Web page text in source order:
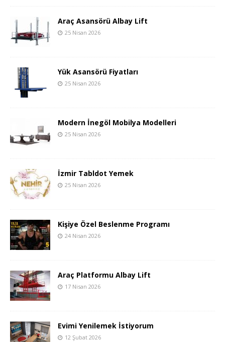
Araç Asansörü Albay Lift
25 Nisan 2026
Yük Asansörü Fiyatları
25 Nisan 2026
Modern İnegöl Mobilya Modelleri
25 Nisan 2026
İzmir Tabldot Yemek
25 Nisan 2026
Kişiye Özel Beslenme Programı
24 Nisan 2026
Araç Platformu Albay Lift
17 Nisan 2026
Evimi Yenilemek İstiyorum
12 Şubat 2026